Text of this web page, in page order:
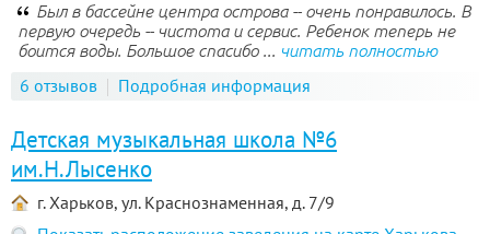
Был в бассейне центра острова -- очень понравилось. В
первую очередь -- чистота и сервис. Ребенок теперь не
боится воды. Большое спасибо ... читать полностью
6 отзывов Подробная информация
Детская музыкальная школа №6
им.Н.Лысенко
г. Харьков, ул. Краснознаменная, д. 7/9